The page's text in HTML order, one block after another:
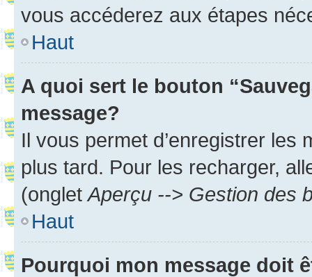
vous accéderez aux étapes
Haut
A quoi sert le bouton
message?
Il vous permet d’enregistrer
plus tard. Pour les recharger,
(onglet Aperçu --> Gestion des
Haut
Pourquoi mon message doit